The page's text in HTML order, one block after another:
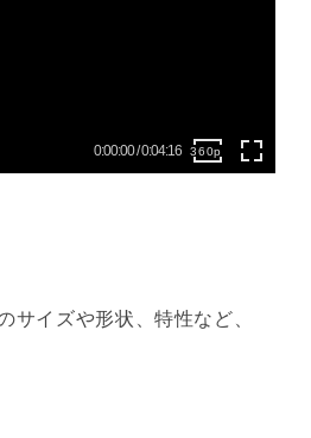
0:00:00 / 0:04:16 360p
イズや形状、特性など、